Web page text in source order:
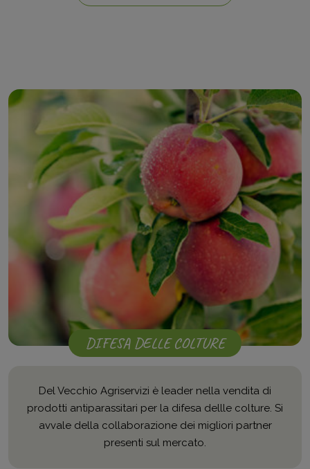
DIFESA DELLE COLTURE
Del Vecchio Agriservizi è leader nella vendita di
prodotti antiparassitari per la difesa dellle colture. Si
avvale della collaborazione dei migliori partner
presenti sul mercato.